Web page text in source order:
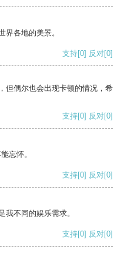
界各地的美景。
支持[0] 反对[0]
但偶尔也会出现卡顿的情况，希
支持[0] 反对[0]
忘怀。
支持[0] 反对[0]
我不同的娱乐需求。
支持[0] 反对[0]